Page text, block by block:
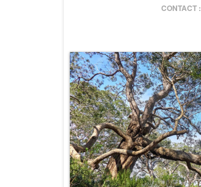
CONTACT :